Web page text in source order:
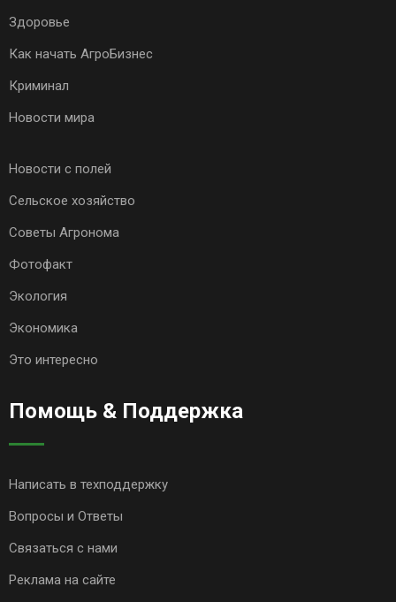
Здоровье
Как начать АгроБизнес
Криминал
Новости мира
Новости с полей
Сельское хозяйство
Советы Агронома
Фотофакт
Экология
Экономика
Это интересно
Помощь & Поддержка
Написать в техподдержку
Вопросы и Ответы
Связаться с нами
Реклама на сайте